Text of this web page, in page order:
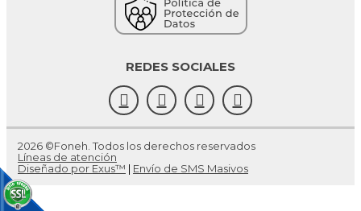
REDES SOCIALES
2026 ©Foneh. Todos los derechos reservados
Líneas de atención
Diseñado por Exus™ | Envío de SMS Masivos